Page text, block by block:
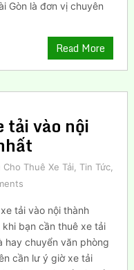
Gòn là đơn vị chuyên
Read More
tải vào nội
Cho Thuê Xe Tải Tin Tức,
tải vào nội thành
khi bạn cần thuê xe tải
hay chuyển văn phòng
cần lư ý giờ xe tải